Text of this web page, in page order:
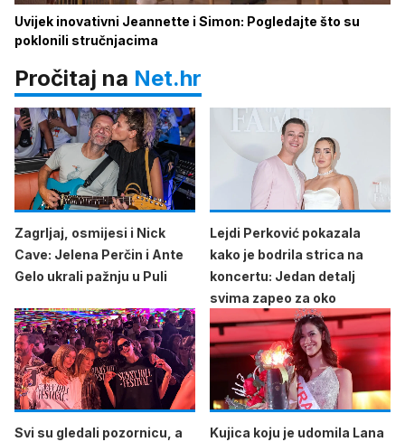
Uvijek inovativni Jeannette i Simon: Pogledajte što su
poklonili stručnjacima
Pročitaj na Net.hr
Zagrljaj, osmijesi i Nick
Cave: Jelena Perčin i Ante
Gelo ukrali pažnju u Puli
Lejdi Perković pokazala
kako je bodrila strica na
koncertu: Jedan detalj
svima zapeo za oko
Svi su gledali pozornicu, a
Kujica koju je udomila Lana